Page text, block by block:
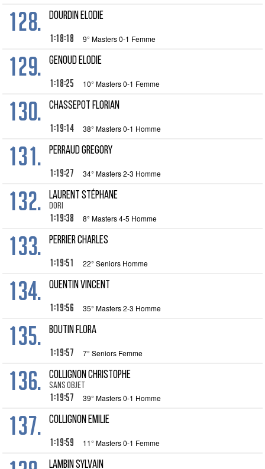
128. DOURDIN Elodie
1:18:18 9° Masters 0-1 Femme
129. GENOUD Elodie
1:18:25 10° Masters 0-1 Femme
130. CHASSEPOT Florian
1:19:14 38° Masters 0-1 Homme
131. PERRAUD Gregory
1:19:27 34° Masters 2-3 Homme
132. LAURENT Stéphane
Dori
1:19:38 8° Masters 4-5 Homme
133. PERRIER Charles
1:19:51 22° Seniors Homme
134. QUENTIN Vincent
1:19:56 35° Masters 2-3 Homme
135. BOUTIN Flora
1:19:57 7° Seniors Femme
136. COLLIGNON Christophe
sans objet
1:19:57 39° Masters 0-1 Homme
137. COLLIGNON Emilie
1:19:59 11° Masters 0-1 Femme
LAMBIN Sylvain